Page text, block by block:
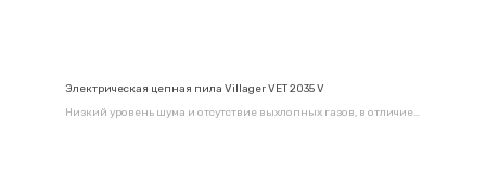
Электрическая цепная пила Villager VET 2035 V
Низкий уровень шума и отсутствие выхлопных газов, в отличие